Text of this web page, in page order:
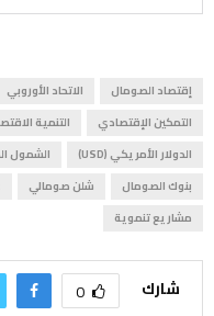
إقتصاد الصومال الاتحاد الأوروبي
التمكين الإقتصادي
التنمية
الدولار الأمريكي (USD)
الشمول
بنوك الصومال
شلن صومالي
مشاريع تنموية
شارك 0